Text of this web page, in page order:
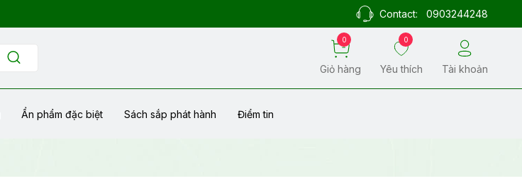
Contact: 0903244248
0
Giỏ hàng
0
Yêu thích Tài khoản
Ẩn phẩm đặc biệt Sách sắp phát hành Điểm tin